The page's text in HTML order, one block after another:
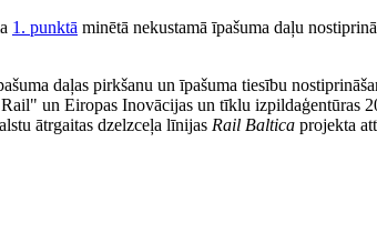
1. punktā minētā nekustamā īpašuma daļu
daļas pirkšanu un īpašuma tiesību
un Eiropas Inovācijas un tīklu izpildaģentūras
ātrgaitas dzelzceļa līnijas Rail Baltica projekta